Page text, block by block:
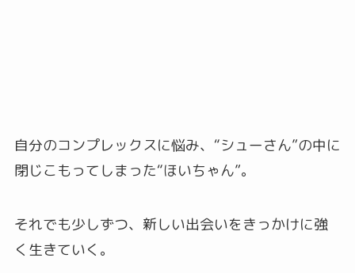
自分のコンプレックスに悩み、“シューさん”の中に
閉じこもってしまった“ほいちゃん”。
それでも少しずつ、新しい出会いをきっかけに強
く生きていく。